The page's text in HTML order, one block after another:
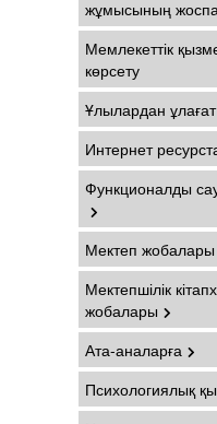
жұмысының
Мемлекеттік
көрсету
Ұлылардан ұлағат
Интернет
Функционалды
Мектеп жобалары
Мектепшілік
жобалары
Ата-аналарға
Психологиялық